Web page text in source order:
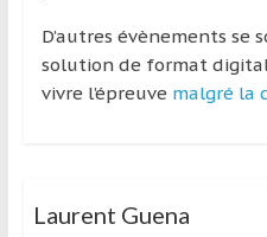
D’autres évènements se
solution de format
vivre l’épreuve malgré la
Laurent Guena